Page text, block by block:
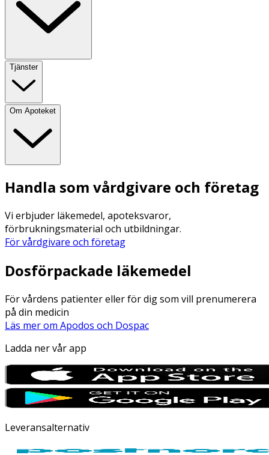
Tjänster
Om Apoteket
Handla som vårdgivare och företag
Vi erbjuder läkemedel, apoteksvaror,
förbrukningsmaterial och utbildningar.
För vårdgivare och företag
Dosförpackade läkemedel
För vårdens patienter eller för dig som vill prenumerera
på din medicin
Läs mer om Apodos och Dospac
Ladda ner vår app
Leveransalternativ